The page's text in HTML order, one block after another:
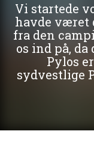
Vi startede
havde været
fra den
os ind på,
Pylos
sydvestlige